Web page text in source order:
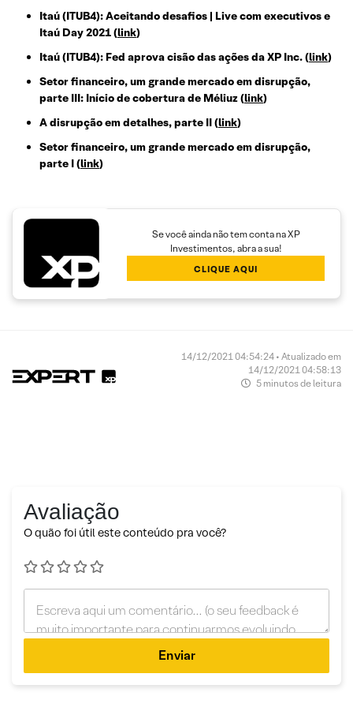
Itaú (ITUB4): Aceitando desafios | Live com executivos e
Itaú Day 2021(link)
Itaú (ITUB4): Fed aprova cisão das ações da XP Inc.(link)
Setor financeiro, um grande mercado em disrupção,
parte III: Início de cobertura de Méliuz(link)
A disrupção em detalhes, parte II(link)
Setor financeiro, um grande mercado em disrupção,
parte I(link)
Se você ainda não tem conta na XP
Investimentos, abra a sua!
CLIQUE AQUI
14/12/2021 04:54:24 • Atualizado em
14/12/2021 04:58:13
5 minutos de leitura
Avaliação
O quão foi útil este conteúdo pra você?
Enviar